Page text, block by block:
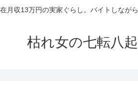
月収13万円の実家ぐらし。バイトしなが
枯れ女の七転八